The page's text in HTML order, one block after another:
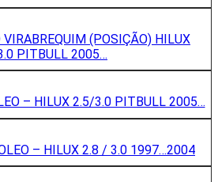
VIRABREQUIM (POSIÇÃO) HILUX
PITBULL 2005…
– HILUX 2.5/3.0 PITBULL 2005…
– HILUX 2.8 / 3.0 1997…2004